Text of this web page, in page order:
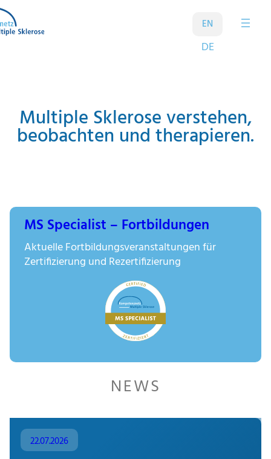
Zum
Inhalt
springen
Multiple Sklerose verstehen,
beobachten und therapieren.
MS Specialist – Fortbildungen
Aktuelle Fortbildungsveranstaltungen für
Zertifizierung und Rezertifizierung
NEWS
22.07.2026
EN
DE